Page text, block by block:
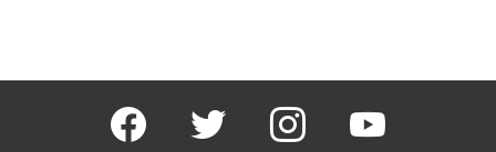
facebook twitter instagram youtube